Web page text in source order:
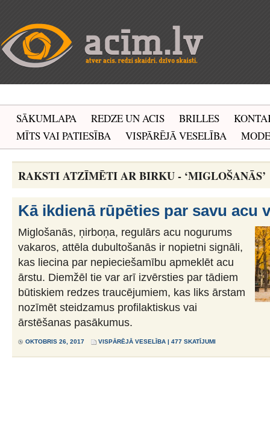
SĀKUMLAPA REDZE UN ACIS BRILLES
MĪTS VAI PATIESĪBA
VISPĀRĒJĀ VESELĪBA MODE
RAKSTI ATZĪMĒTI AR BIRKU - ‘MIGLOŠANĀS’
Kā ikdienā rūpēties par savu acu
Miglošanās, ņirboņa, regulārs acu nogurums
vakaros, attēla dubultošanās ir nopietni signāli,
kas liecina par nepieciešamību apmeklēt acu
ārstu. Diemžēl tie var arī izvērsties par tādiem
būtiskiem redzes traucējumiem, kas liks ārstam
nozīmēt steidzamus profilaktiskus vai
ārstēšanas pasākumus.
OKTOBRIS 26, 2017 VISPĀRĒJĀ VESELĪBA | 477 SKATĪJUMI